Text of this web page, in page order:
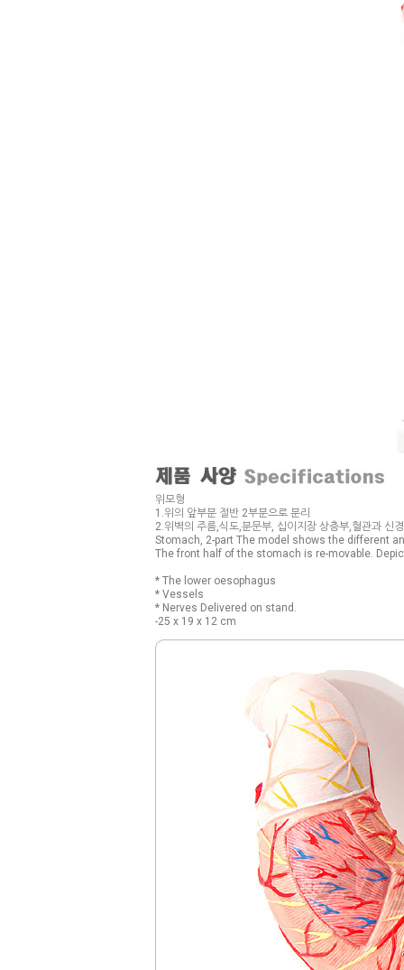
위모형
1.위의 앞부분 절반 2부분으로 분리
2.위벽의 주름,식도,분문부, 십이지장 상층부,혈관과 신
Stomach, 2-part The model shows the different
The front half of the stomach is re-movable.
* The lower oesophagus
* Vessels
* Nerves Delivered on stand.
-25 x 19 x 12 cm